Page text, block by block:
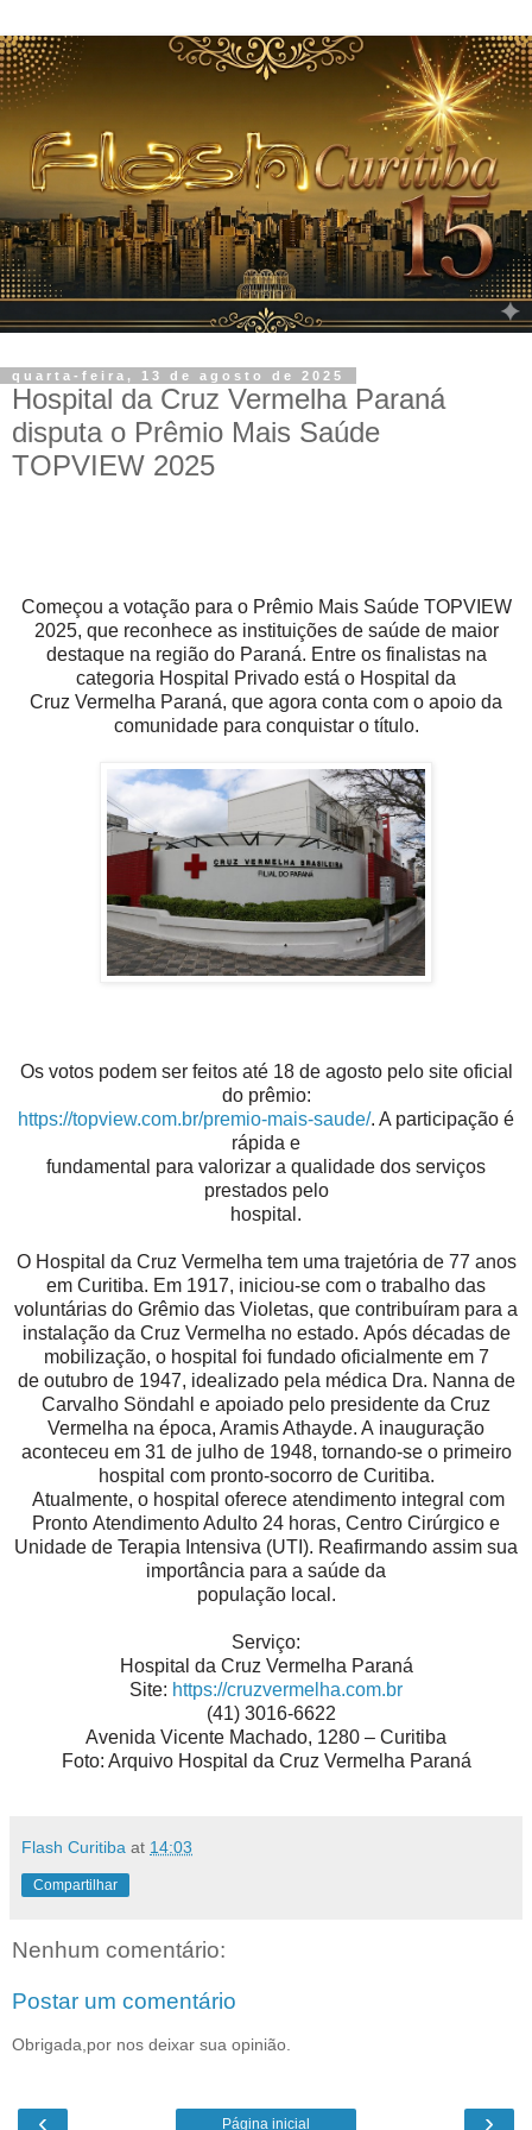
quarta-feira, 13 de agosto de 2025
Hospital da Cruz Vermelha Paraná
disputa o Prêmio Mais Saúde
TOPVIEW 2025
Começou a votação para o Prêmio Mais Saúde TOPVIEW
2025, que reconhece as instituições de saúde de maior
destaque na região do Paraná. Entre os finalistas na
categoria Hospital Privado está o Hospital da
Cruz Vermelha Paraná, que agora conta com o apoio da
comunidade para conquistar o título.
Os votos podem ser feitos até 18 de agosto pelo site oficial
do prêmio:
https://topview.com.br/premio-mais-saude/. A participação é
rápida e
fundamental para valorizar a qualidade dos serviços
prestados pelo
hospital.
O Hospital da Cruz Vermelha tem uma trajetória de 77 anos
em Curitiba. Em 1917, iniciou-se com o trabalho das
voluntárias do Grêmio das Violetas, que contribuíram para a
instalação da Cruz Vermelha no estado. Após décadas de
mobilização, o hospital foi fundado oficialmente em 7
de outubro de 1947, idealizado pela médica Dra. Nanna de
Carvalho Söndahl e apoiado pelo presidente da Cruz
Vermelha na época, Aramis Athayde. A inauguração
aconteceu em 31 de julho de 1948, tornando-se o primeiro
hospital com pronto-socorro de Curitiba.
Atualmente, o hospital oferece atendimento integral com
Pronto Atendimento Adulto 24 horas, Centro Cirúrgico e
Unidade de Terapia Intensiva (UTI). Reafirmando assim sua
importância para a saúde da
população local.
Serviço:
Hospital da Cruz Vermelha Paraná
Site: https://cruzvermelha.com.br
(41) 3016-6622
Avenida Vicente Machado, 1280 – Curitiba
Foto: Arquivo Hospital da Cruz Vermelha Paraná
Flash Curitiba at 14:03
Compartilhar
Nenhum comentário:
Postar um comentário
Obrigada,por nos deixar sua opinião.
‹ ›
Página inicial